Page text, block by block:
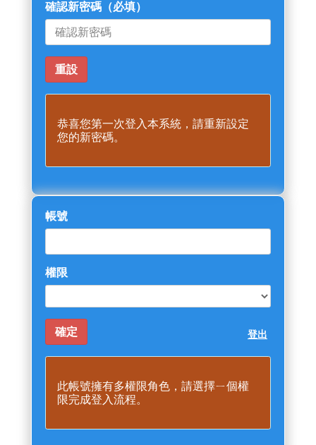
確認新密碼 （必填）
恭喜您第一次登入本系統，請重新設定
您的新密碼。
帳號
權限
登出
此帳號擁有多權限角色，請選擇ㄧ個權
限完成登入流程。